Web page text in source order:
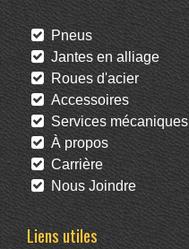
Pneus
Jantes en alliage
Roues d'acier
Accessoires
Services mécaniques
À propos
Carrière
Nous Joindre
Liens utiles